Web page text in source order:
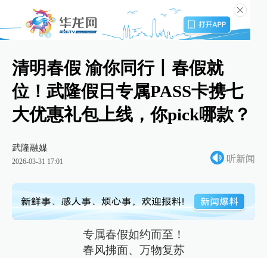
清明春假 渝你同行丨春假就
位！武隆假日专属PASS卡携七
大优惠礼包上线，你pick哪款？
武隆融媒
2026-03-31 17:01 听新闻
专属春假如约而至！
春风拂面、万物复苏